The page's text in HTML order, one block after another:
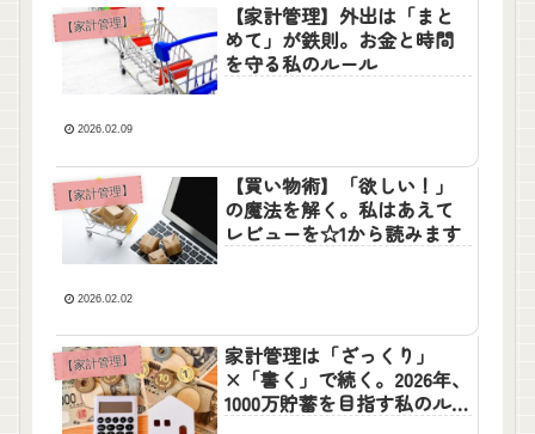
【家計管理】
【家計管理】外出は「まと
めて」が鉄則。お金と時間
を守る私のルール
2026.02.09
【家計管理】
【買い物術】「欲しい！」
の魔法を解く。私はあえて
レビューを☆1から読みます
2026.02.02
【家計管理】
家計管理は「ざっくり」
×「書く」で続く。2026年、
1000万貯蓄を目指す私のルー